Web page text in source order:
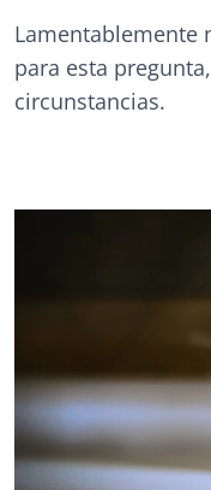
Lamentablemente
para esta
circunstancias.